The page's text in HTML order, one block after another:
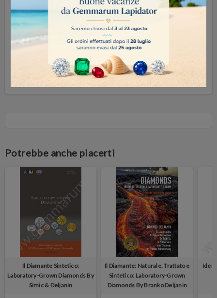
Avvisami quando disponibile
SUPER OCCASIONI
Potrebbe anche piacerti
Il Diamante Sintetico:
Laboratory-Grown Diamonds By
Simic & Deljanin
Il Diamante: Naturale, Trattato e
Sintetico: Laboratory-Grown
Diamonds By Branko Deljanin